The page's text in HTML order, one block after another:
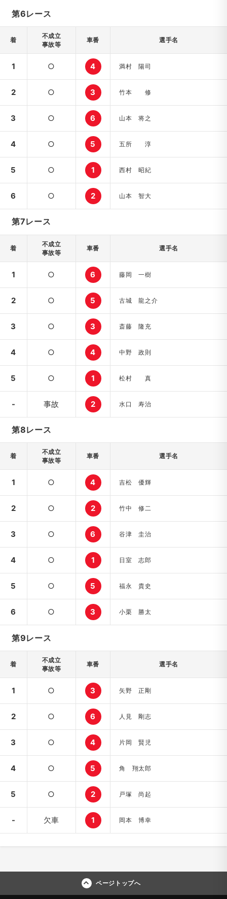
第6レース
着
不成立
事故等
車番 選手名
1 ○ 4 満村 陽司
2 ○ 3 竹本 修
3 ○ 6 山本 将之
4 ○ 5 五所 淳
5 ○ 1 西村 昭紀
6 ○ 2 山本 智大
第7レース
着
不成立
事故等
車番 選手名
1 ○ 6 藤岡 一樹
2 ○ 5 古城 龍之介
3 ○ 3 斎藤 隆充
4 ○ 4 中野 政則
5 ○ 1 松村 真
- 事故 2 水口 寿治
第8レース
着
不成立
事故等
車番 選手名
1 ○ 4 吉松 優輝
2 ○ 2 竹中 修二
3 ○ 6 谷津 圭治
4 ○ 1 日室 志郎
5 ○ 5 福永 貴史
6 ○ 3 小栗 勝太
第9レース
着
不成立
事故等
車番 選手名
1 ○ 3 矢野 正剛
2 ○ 6 人見 剛志
3 ○ 4 片岡 賢児
4 ○ 5 角 翔太郎
5 ○ 2 戸塚 尚起
- 欠車 1 岡本 博幸
ページトップへ